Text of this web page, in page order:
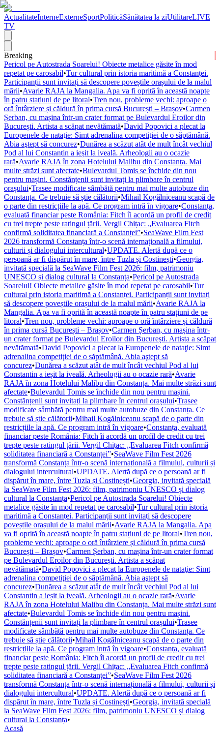
ActualitateInterneExterneSportPoliticăSănătatea la ziUtilitareLIVE
TV
Breaking
Pericol pe Autostrada Soarelui! Obiecte metalice găsite în mod
repetat pe carosabil•Tur cultural prin istoria maritimă a Constanței.
Participanții sunt invitați să descopere poveștile orașului de la malul
mării•Avarie RAJA la Mangalia. Apa va fi oprită în această noapte
în patru stațiuni de pe litoral•Tren nou, probleme vechi: aproape o
oră întârziere și căldură în prima cursă București – Brașov•Carmen
Șerban, cu mașina într-un crater format pe Bulevardul Eroilor din
București. Artista a scăpat nevătămată•David Popovici a plecat la
Europenele de nataţie: Simt adrenalina competiţiei de o săptămână.
Abia aştept să concurez•Dunărea a scăzut atât de mult încât vechiul
Pod al lui Constantin a ieșit la iveală. Arheologii au o ocazie
rară•Avarie RAJA în zona Hotelului Malibu din Constanța. Mai
multe străzi sunt afectate•Bulevardul Tomis se închide din nou
pentru mașini. Constănțenii sunt invitați la plimbare în centrul
orașului•Trasee modificate sâmbătă pentru mai multe autobuze din
Constanța. Ce trebuie să știe călătorii•Mihail Kogălniceanu scapă de
o parte din restricțiile la apă. Ce program intră în vigoare•Constanța,
evaluată financiar peste România: Fitch îi acordă un profil de credit
cu trei trepte peste ratingul țării. Vergil Chițac: „Evaluarea Fitch
confirmă soliditatea financiară a Constanței”•SeaWave Film Fest
2026 transformă Constanța într-o scenă internațională a filmului,
culturii și dialogului intercultural•UPDATE. Alertă după ce o
persoană ar fi dispărut în mare, între Tuzla și Costinești•Georgia,
invitată specială la SeaWave Film Fest 2026: film, patrimoniu
UNESCO și dialog cultural la Constanța•Pericol pe Autostrada
Soarelui! Obiecte metalice găsite în mod repetat pe carosabil•Tur
cultural prin istoria maritimă a Constanței. Participanții sunt invitați
să descopere poveștile orașului de la malul mării•Avarie RAJA la
Mangalia. Apa va fi oprită în această noapte în patru stațiuni de pe
litoral•Tren nou, probleme vechi: aproape o oră întârziere și căldură
în prima cursă București – Brașov•Carmen Șerban, cu mașina într-
un crater format pe Bulevardul Eroilor din București. Artista a scăpat
nevătămată•David Popovici a plecat la Europenele de nataţie: Simt
adrenalina competiţiei de o săptămână. Abia aştept să
concurez•Dunărea a scăzut atât de mult încât vechiul Pod al lui
Constantin a ieșit la iveală. Arheologii au o ocazie rară•Avarie
RAJA în zona Hotelului Malibu din Constanța. Mai multe străzi sunt
afectate•Bulevardul Tomis se închide din nou pentru mașini.
Constănțenii sunt invitați la plimbare în centrul orașului•Trasee
modificate sâmbătă pentru mai multe autobuze din Constanța. Ce
trebuie să știe călătorii•Mihail Kogălniceanu scapă de o parte din
restricțiile la apă. Ce program intră în vigoare•Constanța, evaluată
financiar peste România: Fitch îi acordă un profil de credit cu trei
trepte peste ratingul țării. Vergil Chițac: „Evaluarea Fitch confirmă
soliditatea financiară a Constanței”•SeaWave Film Fest 2026
transformă Constanța într-o scenă internațională a filmului, culturii și
dialogului intercultural•UPDATE. Alertă după ce o persoană ar fi
dispărut în mare, între Tuzla și Costinești•Georgia, invitată specială
la SeaWave Film Fest 2026: film, patrimoniu UNESCO și dialog
cultural la Constanța•Pericol pe Autostrada Soarelui! Obiecte
metalice găsite în mod repetat pe carosabil•Tur cultural prin istoria
maritimă a Constanței. Participanții sunt invitați să descopere
poveștile orașului de la malul mării•Avarie RAJA la Mangalia. Apa
va fi oprită în această noapte în patru stațiuni de pe litoral•Tren nou,
probleme vechi: aproape o oră întârziere și căldură în prima cursă
București – Brașov•Carmen Șerban, cu mașina într-un crater format
pe Bulevardul Eroilor din București. Artista a scăpat
nevătămată•David Popovici a plecat la Europenele de nataţie: Simt
adrenalina competiţiei de o săptămână. Abia aştept să
concurez•Dunărea a scăzut atât de mult încât vechiul Pod al lui
Constantin a ieșit la iveală. Arheologii au o ocazie rară•Avarie
RAJA în zona Hotelului Malibu din Constanța. Mai multe străzi sunt
afectate•Bulevardul Tomis se închide din nou pentru mașini.
Constănțenii sunt invitați la plimbare în centrul orașului•Trasee
modificate sâmbătă pentru mai multe autobuze din Constanța. Ce
trebuie să știe călătorii•Mihail Kogălniceanu scapă de o parte din
restricțiile la apă. Ce program intră în vigoare•Constanța, evaluată
financiar peste România: Fitch îi acordă un profil de credit cu trei
trepte peste ratingul țării. Vergil Chițac: „Evaluarea Fitch confirmă
soliditatea financiară a Constanței”•SeaWave Film Fest 2026
transformă Constanța într-o scenă internațională a filmului, culturii și
dialogului intercultural•UPDATE. Alertă după ce o persoană ar fi
dispărut în mare, între Tuzla și Costinești•Georgia, invitată specială
la SeaWave Film Fest 2026: film, patrimoniu UNESCO și dialog
cultural la Constanța•
Acasă